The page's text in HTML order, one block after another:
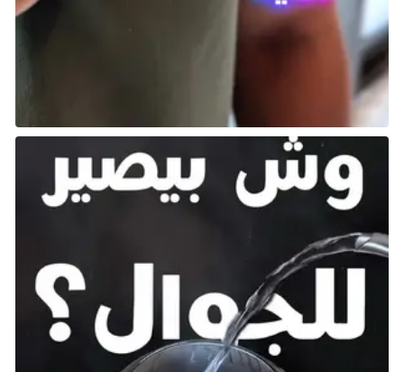
بشكل رسمي لعشاق ألعاب السولز وفروم سوفتوير، وتعتبر
وصفها المخرج هيديتاكا ميازاكي بأنها
تحدي وزعماء أصعب من أي مشروع سابق قدمه المطور
الياباني
شارك هذه الصفحة عبر